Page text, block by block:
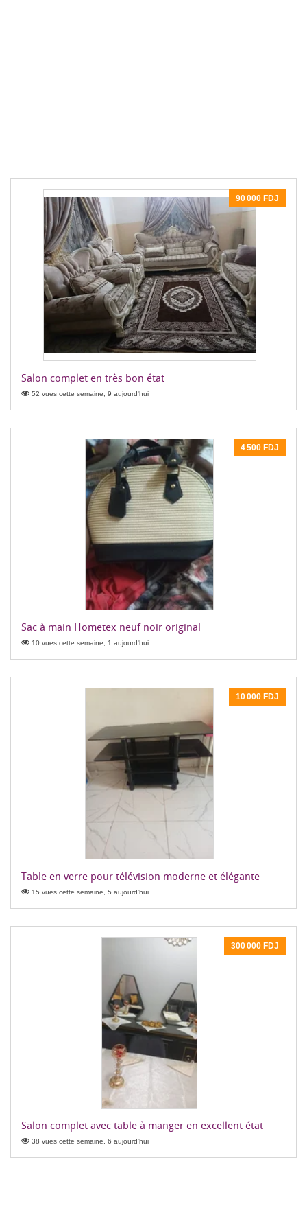
90 000 FDJ
Salon complet en très bon état
52 vues cette semaine, 9 aujourd'hui
4 500 FDJ
Sac à main Hometex neuf noir original
10 vues cette semaine, 1 aujourd'hui
10 000 FDJ
Table en verre pour télévision moderne et élégante
15 vues cette semaine, 5 aujourd'hui
300 000 FDJ
Salon complet avec table à manger en excellent état
38 vues cette semaine, 6 aujourd'hui